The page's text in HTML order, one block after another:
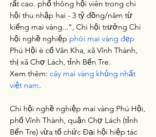
rất cao. phổ thông hội viên trong chi
hội thu nhập hai - 3 tỷ đồng/năm từ
kiểng mai vàng...", Chi hội trưởng Chi
hội nghề nghiệp phôi mai vàng đẹp
Phú Hội è cổ Văn Kha, xã Vĩnh Thành,
thị xã Chợ Lách, tỉnh Bến Tre.
Xem thêm: cây mai vàng khủng nhất
việt nam.
Chi hội nghề nghiệp mai vàng Phú Hội,
phố Vĩnh Thành, quận Chợ Lách (tỉnh
Bến Tre) vừa tổ chức Đại hội hiệp tác